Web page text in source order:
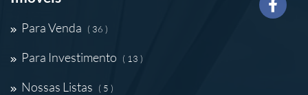
Para Venda ( 36 )
Para Investimento ( 13 )
Nossas Listas ( 5 )